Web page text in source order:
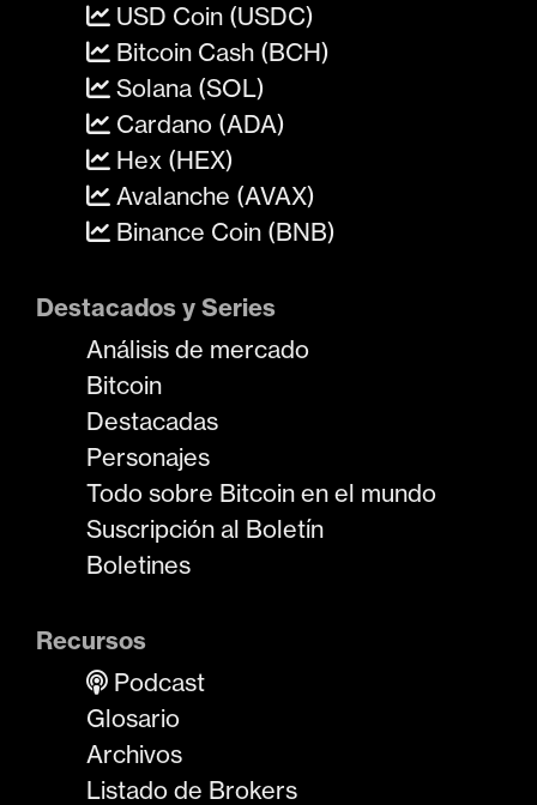
USD Coin (USDC)
Bitcoin Cash (BCH)
Solana (SOL)
Cardano (ADA)
Hex (HEX)
Avalanche (AVAX)
Binance Coin (BNB)
Destacados y Series
Análisis de mercado
Bitcoin
Destacadas
Personajes
Todo sobre Bitcoin en el mundo
Suscripción al Boletín
Boletines
Recursos
Podcast
Glosario
Archivos
Listado de Brokers